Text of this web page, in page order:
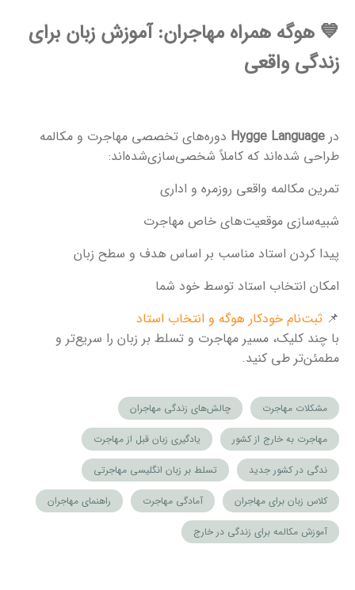
💙 هوگه همراه مهاجران: آموزش زبان برای
زندگی واقعی
در Hygge Language دوره‌های تخصصی مهاجرت و مکالمه
طراحی شده‌اند که کاملاً شخصی‌سازی‌شده‌اند:
تمرین مکالمه واقعی روزمره و اداری
شبیه‌سازی موقعیت‌های خاص مهاجرت
پیدا کردن استاد مناسب بر اساس هدف و سطح زبان
امکان انتخاب استاد توسط خود شما
📌 ثبت‌نام خودکار هوگه و انتخاب استاد
با چند کلیک، مسیر مهاجرت و تسلط بر زبان را سریع‌تر و
مطمئن‌تر طی کنید.
مشکلات مهاجرت چالش‌های زندگی مهاجران
مهاجرت به خارج از کشور یادگیری زبان قبل از مهاجرت
ندگی در کشور جدید تسلط بر زبان انگلیسی مهاجرتی
کلاس زبان برای مهاجران آمادگی مهاجرت راهنمای مهاجران
آموزش مکالمه برای زندگی در خارج